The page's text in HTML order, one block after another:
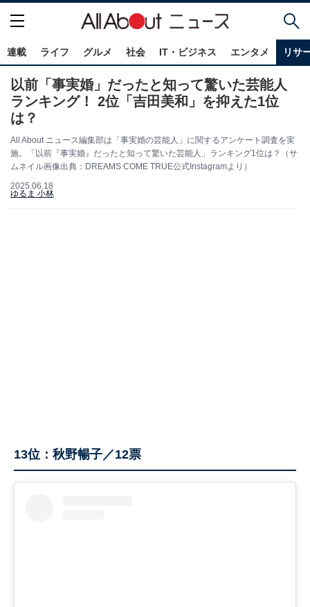
連載 ライフ グルメ 社会 IT・ビジネス エンタメ リサ
以前「事実婚」だったと知って驚いた芸能人
ランキング！ 2位「吉田美和」を抑えた1位
は？
All About ニュース編集部は「事実婚の芸能人」に関するアンケート調査を実
施。「以前『事実婚』だったと知って驚いた芸能人」ランキング1位は？（サ
ムネイル画像出典：DREAMS COME TRUE公式Instagramより）
2025.06.18
ゆるま 小林
13位：秋野暢子／12票